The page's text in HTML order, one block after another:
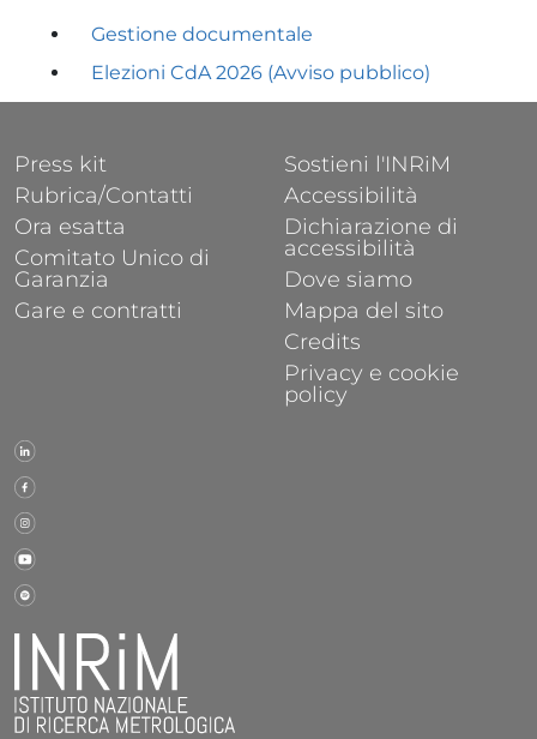
Gestione documentale
Elezioni CdA 2026 (Avviso pubblico)
FOOTER 1
Press kit
Rubrica/Contatti
Ora esatta
Comitato Unico di
Garanzia
Gare e contratti
FOOTER 2
Sostieni l'INRiM
Accessibilità
Dichiarazione di
accessibilità
Dove siamo
Mappa del sito
Credits
Privacy e cookie
policy